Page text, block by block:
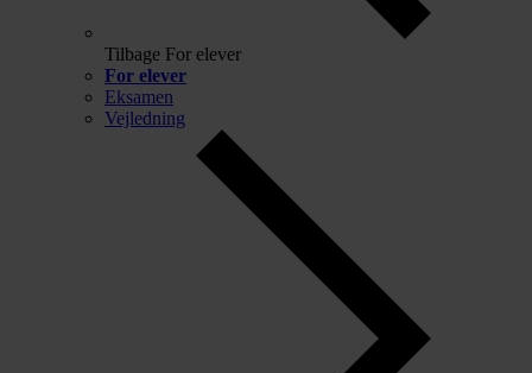
Tilbage For elever
For elever
Eksamen
Vejledning